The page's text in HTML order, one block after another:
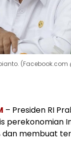
(Facebook.com
– Presiden RI
perekonomian
dan membuat